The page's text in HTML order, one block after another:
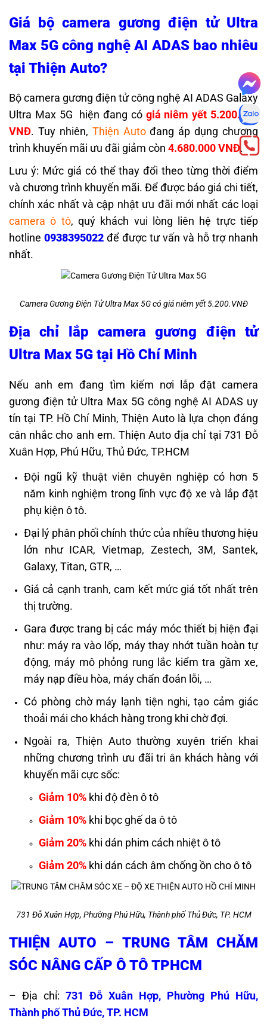
Giá bộ camera gương điện tử Ultra
Max 5G công nghệ AI ADAS bao nhiêu
tại Thiện Auto?
Bộ camera gương điện tử công nghệ AI ADAS Galaxy
Ultra Max 5G hiện đang có giá niêm yết 5.200.000
VNĐ. Tuy nhiên, Thiện Autođang áp dụng chương
trình khuyến mãi ưu đãi giảm còn 4.680.000 VNĐ.
Lưu ý: Mức giá có thể thay đổi theo từng thời điểm
và chương trình khuyến mãi. Để được báo giá chi tiết,
chính xác nhất và cập nhật ưu đãi mới nhất các loại
camera ô tô, quý khách vui lòng liên hệ trực tiếp
hotline 0938395022 để được tư vấn và hỗ trợ nhanh
nhất.
Camera Gương Điện Tử Ultra Max 5G có giá niêm yết 5.200.VNĐ
Địa chỉ lắp camera gương điện tử
Ultra Max 5G tại Hồ Chí Minh
Nếu anh em đang tìm kiếm nơi lắp đặt camera
gương điện tử Ultra Max 5G công nghệ AI ADAS uy
tín tại TP. Hồ Chí Minh, Thiện Auto là lựa chọn đáng
cân nhắc cho anh em. Thiện Auto địa chỉ tại 731 Đỗ
Xuân Hợp, Phú Hữu, Thủ Đức, TP.HCM
Đội ngũ kỹ thuật viên chuyên nghiệp có hơn 5
năm kinh nghiệm trong lĩnh vực độ xe và lắp đặt
phụ kiện ô tô.
Đại lý phân phối chính thức của nhiều thương hiệu
lớn như ICAR, Vietmap, Zestech, 3M, Santek,
Galaxy, Titan, GTR, …
Giá cả cạnh tranh, cam kết mức giá tốt nhất trên
thị trường.
Gara được trang bị các máy móc thiết bị hiện đại
như: máy ra vào lốp, máy thay nhớt tuần hoàn tự
động, máy mô phỏng rung lắc kiểm tra gầm xe,
máy nạp điều hòa, máy chẩn đoán lỗi, …
Có phòng chờ máy lạnh tiện nghi, tạo cảm giác
thoải mái cho khách hàng trong khi chờ đợi.
Ngoài ra, Thiện Auto thường xuyên triển khai
những chương trình ưu đãi tri ân khách hàng với
khuyến mãi cực sốc:
Giảm 10% khi độ đèn ô tô
Giảm 10% khi bọc ghế da ô tô
Giảm 20% khi dán phim cách nhiệt ô tô
Giảm 20% khi dán cách âm chống ồn cho ô tô
731 Đỗ Xuân Hợp, Phường Phú Hữu, Thành phố Thủ Đức, TP. HCM
THIỆN AUTO – TRUNG TÂM CHĂM
SÓC NÂNG CẤP Ô TÔ TPHCM
– Địa chỉ: 731 Đỗ Xuân Hợp, Phường Phú Hữu,
Thành phố Thủ Đức, TP. HCM